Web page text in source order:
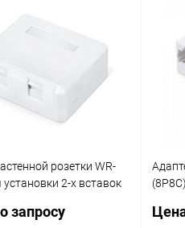
розетки WR-
установки 2-х вставок
запросу